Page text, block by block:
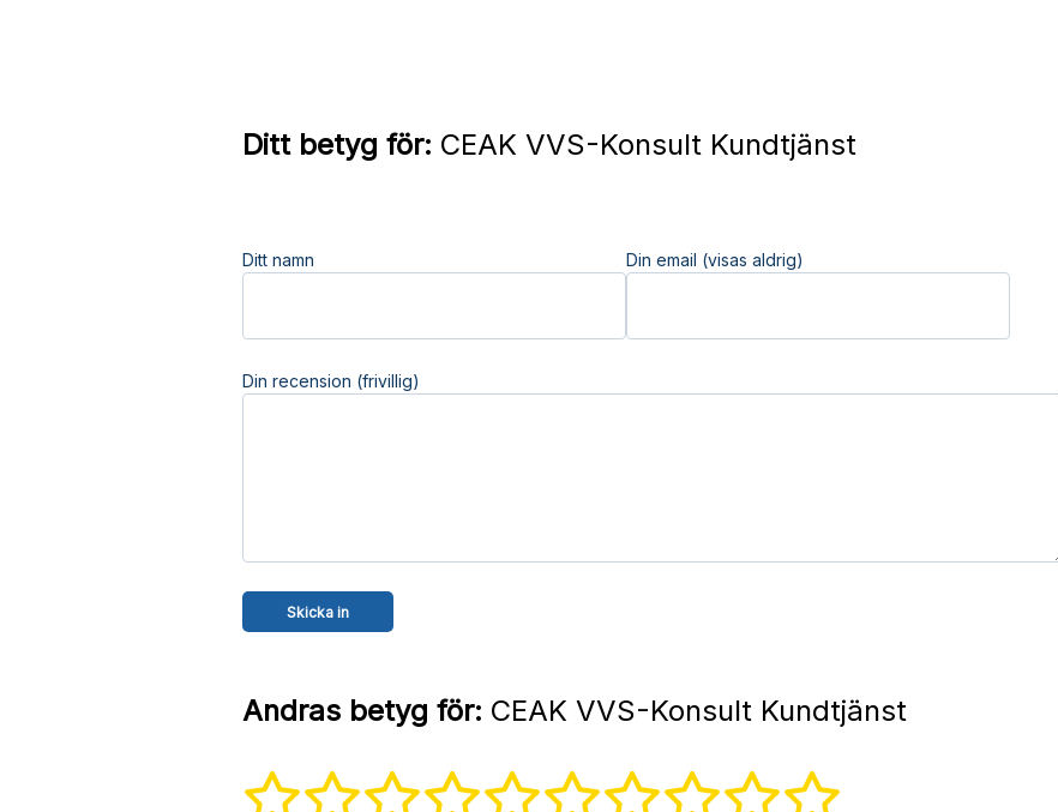
Ditt betyg för: CEAK VVS-Konsult Kundtjänst
Ditt namn Din email (visas aldrig)
Din recension (frivillig)
Andras betyg för: CEAK VVS-Konsult Kundtjänst